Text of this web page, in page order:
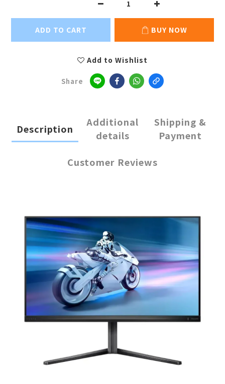
ADD TO CART BUY NOW
Add to Wishlist
Share
Description
Additional
details
Shipping &
Payment
Customer Reviews